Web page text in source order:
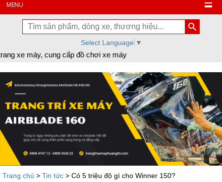
MENU
Select Language ▼
cung cấp đồ chơi xe máy
Trang chủ > Tin tức > Có 5 triệu độ gì cho Winner 150?